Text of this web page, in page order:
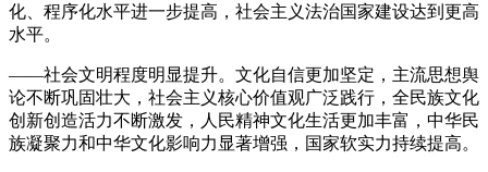
化、程序化水平进一步提高，社会主义法治国家建设达到更高
水平。
——社会文明程度明显提升。文化自信更加坚定，主流思想舆
论不断巩固壮大，社会主义核心价值观广泛践行，全民族文化
创新创造活力不断激发，人民精神文化生活更加丰富，中华民
族凝聚力和中华文化影响力显著增强，国家软实力持续提高。